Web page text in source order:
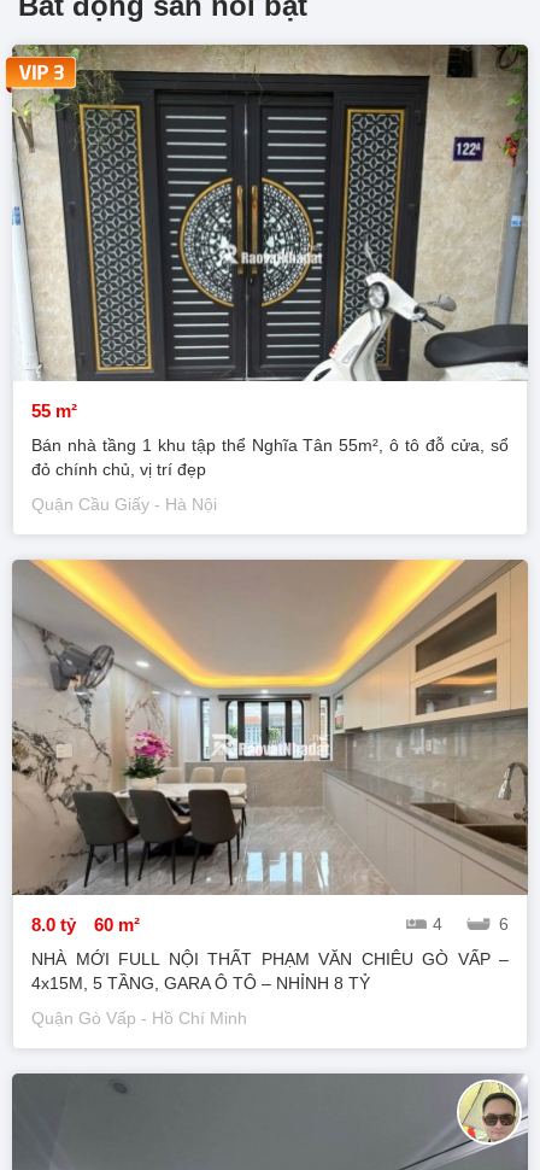
55 m²
Bán nhà tầng 1 khu tập thể Nghĩa Tân 55m², ô tô đỗ cửa, sổ
đỏ chính chủ, vị trí đẹp
Quận Cầu Giấy - Hà Nội
8.0 tỷ 60 m² 4
6
NHÀ MỚI FULL NỘI THẤT PHẠM VĂN CHIÊU GÒ VẤP –
4x15M, 5 TẦNG, GARA Ô TÔ – NHỈNH 8 TỶ
Quận Gò Vấp - Hồ Chí Minh